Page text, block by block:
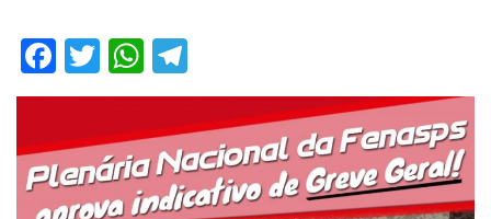
Facebook
TwitterWhatsApp